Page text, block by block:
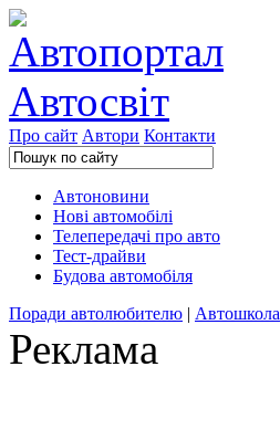
Про сайт Автори Контакти
Автоновини
Нові автомобілі
Телепередачі про авто
Тест-драйви
Будова автомобіля
Поради автолюбителю | Автошкола
Реклама